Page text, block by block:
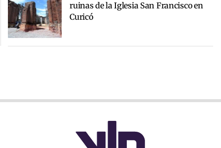
ruinas de la Iglesia San Francisco en
Curicó